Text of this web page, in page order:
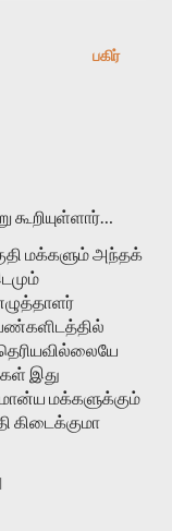
பகிர்
கூறியுள்ளார்…
மக்களும் அந்தக்
இது
மக்களுக்கும்
கிடைக்குமா